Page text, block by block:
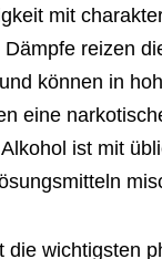
mit
reizen
können in
eine
ist mit
die wichtigsten